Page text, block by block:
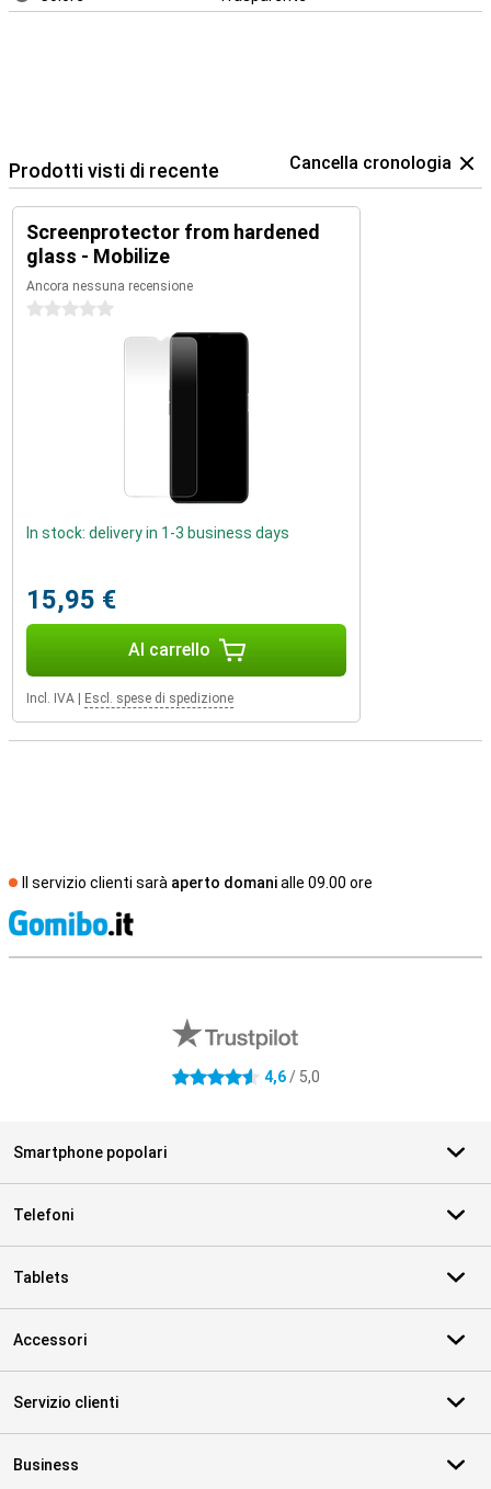
Prodotti visti di recente Cancella cronologia
Screenprotector from hardened
glass - Mobilize
Ancora nessuna recensione
0 stelle
In stock: delivery in 1-3 business days
15,95 €
Al carrello
Incl. IVA Escl. spese di spedizione
Il servizio clienti sarà aperto domanialle 09.00 ore
4.6 stelle 4,6/ 5,0
Smartphone popolari
Telefoni
Tablets
Accessori
Servizio clienti
Business